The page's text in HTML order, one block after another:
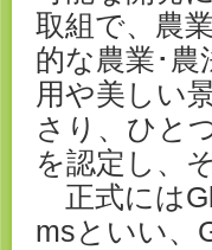
取組で、農
的な農業･
用や美しい
さり、ひと
を認定し、
正式には
msといい、